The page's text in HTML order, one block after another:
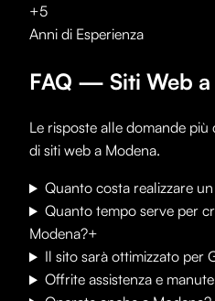
+5
Anni di Esperienza
FAQ — Siti Web a
Le risposte alle domande
di siti web a Modena.
Quanto costa realizzare
Quanto tempo serve per
Modena?+
Il sito sarà ottimizzato per
Offrite assistenza e